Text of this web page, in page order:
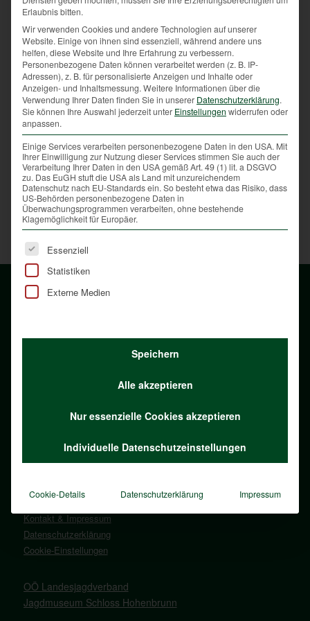
auch im öffentlichen Interesse. Zu hohe
Wildbestände stellen eine Gefahr für den Wald dar.
Eigentümer sind daher verpflichtet, die Jagd durch
Dritte auf ihren Grundstücken zu dulden. Als
Eigentümer kann man die Jagd auf dem eigenen
Grundstück nur ablehnen, indem man eine feste
Umfriedung errichtet.
Im Hausgarten wird also in der Regel nicht gejagt,
und wenn dies notwendig ist, wird der Jagdleiter oder
der zuständige Revierjäger an Sie herantreten und
fragen.
OÖ Landesjagdverband
4490 St. Florian
office@ooeljv.at
Fragen zur Jagd
Jäger werden
Kontakt & Impressum
Datenschutzerklärung
Cookie-Einstellungen
OÖ Landesjagdverband
Jagdmuseum Schloss Hohenbrunn
Erlaubnis bitten.
Wir verwenden Cookies und andere Technologien auf unserer
Website. Einige von ihnen sind essenziell, während andere uns
helfen, diese Website und Ihre Erfahrung zu verbessern.
Personenbezogene Daten können verarbeitet werden (z. B. IP-
Adressen), z. B. für personalisierte Anzeigen und Inhalte oder
Anzeigen- und Inhaltsmessung. Weitere Informationen über die
Verwendung Ihrer Daten finden Sie in unserer Datenschutzerklärung.
Sie können Ihre Auswahl jederzeit unter Einstellungen widerrufen oder
anpassen.
Einige Services verarbeiten personenbezogene Daten in den USA. Mit
Ihrer Einwilligung zur Nutzung dieser Services stimmen Sie auch der
Verarbeitung Ihrer Daten in den USA gemäß Art. 49 (1) lit. a DSGVO
zu. Das EuGH stuft die USA als Land mit unzureichendem
Datenschutz nach EU-Standards ein. So besteht etwa das Risiko, dass
US-Behörden personenbezogene Daten in
Überwachungsprogrammen verarbeiten, ohne bestehende
Klagemöglichkeit für Europäer.
Es folgt eine Liste der Service-Gruppen, für die eine
Essenziell
Statistiken
Externe Medien
Speichern
Alle akzeptieren
Nur essenzielle Cookies akzeptieren
Individuelle Datenschutzeinstellungen
Cookie-Details Datenschutzerklärung Impressum